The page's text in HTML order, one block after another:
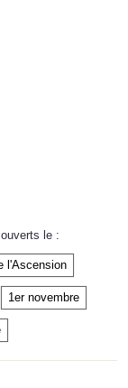
le :
l'Ascension
1er novembre